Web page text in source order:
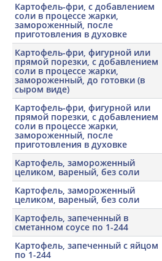
Картофель-фри, с добавлением
соли в процессе жарки,
замороженный, после
приготовления в духовке
Картофель-фри, фигурной или
прямой порезки, с добавлением
соли в процессе жарки,
замороженный, до готовки (в
сыром виде)
Картофель-фри, фигурной или
прямой порезки, с добавлением
соли в процессе жарки,
замороженный, после
приготовления в духовке
Картофель, замороженный
целиком, вареный, без соли
Картофель, замороженный
целиком, вареный, без соли
Картофель, запеченный в
сметанном соусе по 1-244
Картофель, запеченный с яйцом
по 1-244